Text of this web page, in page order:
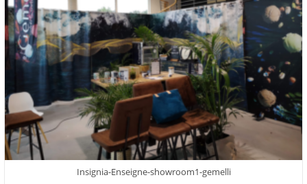
Insignia-Enseigne-showroom1-gemelli